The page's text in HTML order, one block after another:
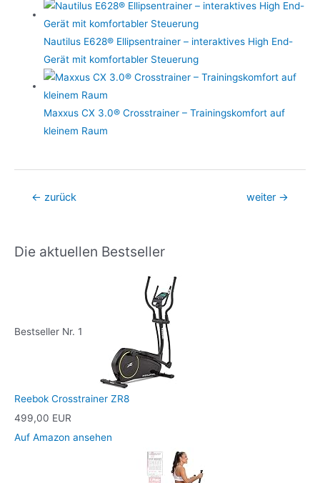
Nautilus E628® Ellipsentrainer – interaktives High End-
Gerät mit komfortabler Steuerung
Maxxus CX 3.0® Crosstrainer – Trainingskomfort auf
kleinem Raum
Beitragsnavigation
← zurück weiter →
Die aktuellen Bestseller
Bestseller Nr. 1
Reebok Crosstrainer ZR8
499,00 EUR
Auf Amazon ansehen